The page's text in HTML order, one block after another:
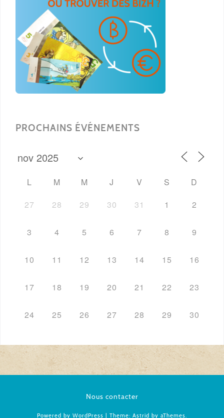
PROCHAINS ÉVÉNEMENTS
L M M J V S
D
27
28 29 30 31 1 2
3 4 5 6 7 8 9
10 11 12 13 14 15 16
17 18 19 20 21 22 23
24 25 26 27 28 29 30
Nous contacter
Powered by WordPress | Theme: Astrid by aThemes.